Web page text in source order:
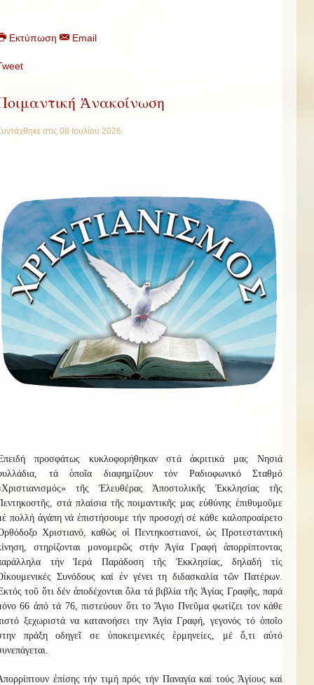
Εκτύπωση Email
Ἀνακοίνωση
στις 08 Ιουλίου 2026.
προσφάτως κυκλοφορήθηκαν στά ἀκριτικά μας Νησιά
τά ὁποῖα διαφημίζουν τόν Ραδιοφωνικό Σταθμό
τῆς Ἐλευθέρας Ἀποστολικῆς Ἐκκλησίας τῆς
στά πλαίσια τῆς ποιμαντικῆς μας εὐθύνης ἐπιθυμοῦμε
πολλή ἀγάπη νά ἐπιστήσουμε τήν προσοχή σέ κάθε καλοπροαίρετο
Χριστιανό, καθώς οἱ Πεντηκοστιανοί, ὡς Προτεσταντική
στηρίζονται μονομερῶς στήν Ἁγία Γραφή ἀπορρίπτοντας
τήν Ἱερά Παράδοση τῆς Ἐκκλησίας, δηλαδή τίς
Συνόδους καί ἐν γένει τη διδασκαλία τῶν Πατέρων.
τοῦ ὅτι δέν ἀποδέχονται ὅλα τά βιβλία τῆς Ἁγίας Γραφῆς, παρά
66 ἀπό τά 76, πιστεύουν ὅτι το Ἅγιο Πνεῦμα φωτίζει τον κάθε
ξεχωριστά να κατανοήσει την Ἁγία Γραφή, γεγονός τό ὁποῖο
πράξη οδηγεῖ σε ὑποκειμενικές ἑρμηνείες, μέ ὅ,τι αὐτό
ἐπίσης τήν τιμή πρός τήν Παναγία καί τούς Ἁγίους καί